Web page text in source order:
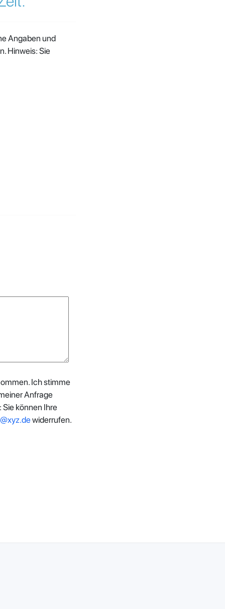
Angaben und
Hinweis: Sie
Ich stimme
Anfrage
können Ihre
widerrufen.